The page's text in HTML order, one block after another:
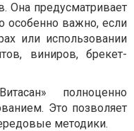
Она предусматривает
особенно важно, если
или использовании
виниров, брекет-
полноценно
Это позволяет
методики.